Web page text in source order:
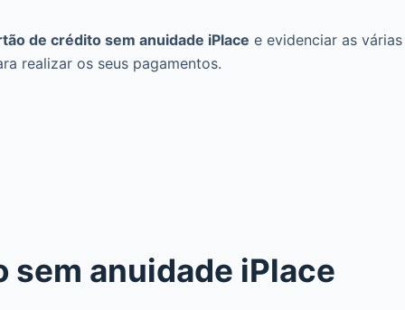
de crédito sem anuidade iPlace e evidenciar as várias
realizar os seus pagamentos.
sem anuidade iPlace